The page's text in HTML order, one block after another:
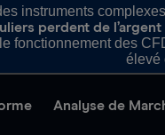
instruments
perdent de
fonctionnement des
élevé
Analyse de